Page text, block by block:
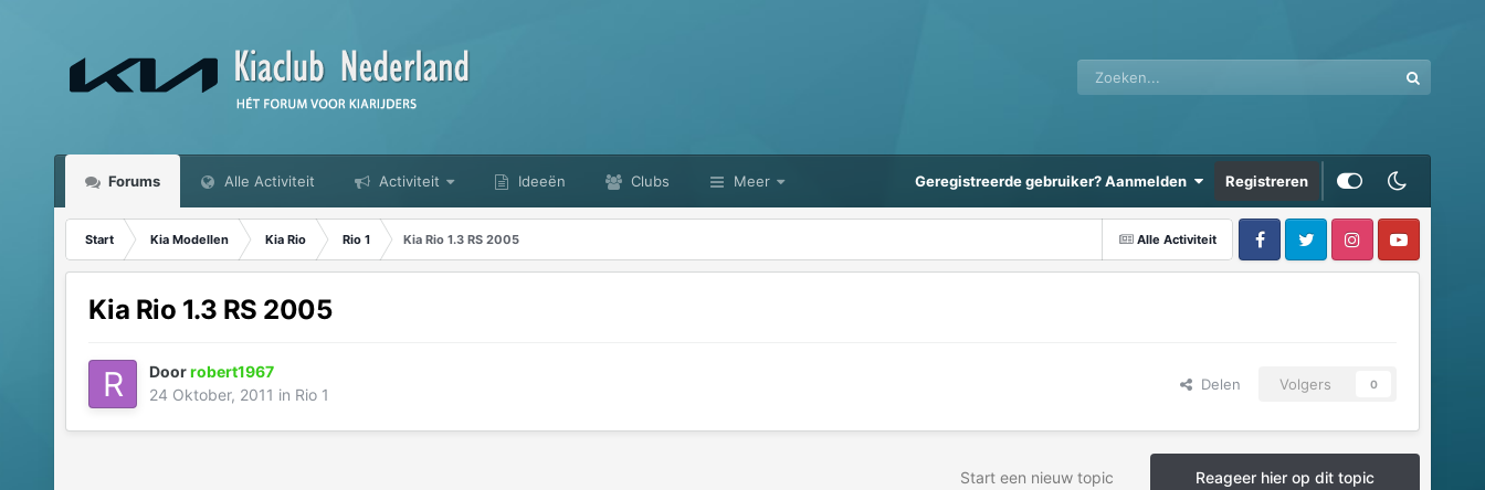
Forums Alle Activiteit Activiteit Ideeën Clubs Meer Geregistreerde gebruiker? Aanmelden Registreren
Alle Activiteit
Start Kia Modellen Kia Rio Rio 1 Kia Rio 1.3 RS 2005
Kia Rio 1.3 RS 2005
Doorrobert1967
24 Oktober, 2011 in Rio 1
Delen Volgers 0
Reageer hier op dit topic
Start een nieuw topic